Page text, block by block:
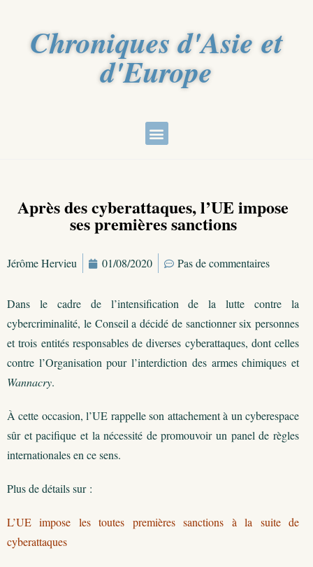
Chroniques d'Asie et
d'Europe
Après des cyberattaques, l’UE impose
ses premières sanctions
Jérôme Hervieu 01/08/2020 Pas de commentaires
Dans le cadre de l’intensification de la lutte contre la
cybercriminalité, le Conseil a décidé de sanctionner six personnes
et trois entités responsables de diverses cyberattaques, dont celles
contre l’Organisation pour l’interdiction des armes chimiques et
Wannacry.
À cette occasion, l’UE rappelle son attachement à un cyberespace
sûr et pacifique et la nécessité de promouvoir un panel de règles
internationales en ce sens.
Plus de détails sur :
L’UE impose les toutes premières sanctions à la suite de
cyberattaques